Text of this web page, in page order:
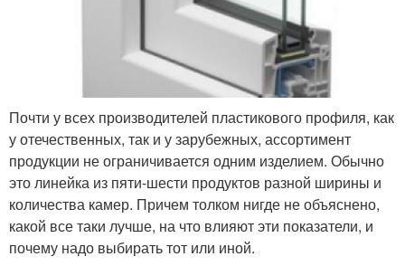
Почти у всех производителей пластикового профиля, как
у отечественных, так и у зарубежных, ассортимент
продукции не ограничивается одним изделием. Обычно
это линейка из пяти-шести продуктов разной ширины и
количества камер. Причем толком нигде не объяснено,
какой все таки лучше, на что влияют эти показатели, и
почему надо выбирать тот или иной.